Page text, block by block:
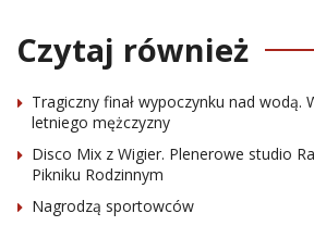
Czytaj również
Tragiczny finał wypoczynku nad wodą.
letniego mężczyzny
Disco Mix z Wigier. Plenerowe studio
Pikniku Rodzinnym
Nagrodzą sportowców